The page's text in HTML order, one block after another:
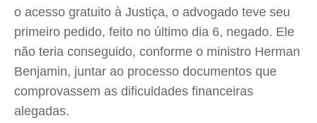
o acesso gratuito à Justiça, o advogado teve seu
primeiro pedido, feito no último dia 6, negado. Ele
não teria conseguido, conforme o ministro Herman
Benjamin, juntar ao processo documentos que
comprovassem as dificuldades financeiras
alegadas.